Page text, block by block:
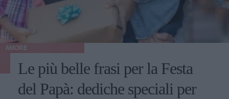
AMORE
Le più belle frasi per la Festa
del Papà: dediche speciali per